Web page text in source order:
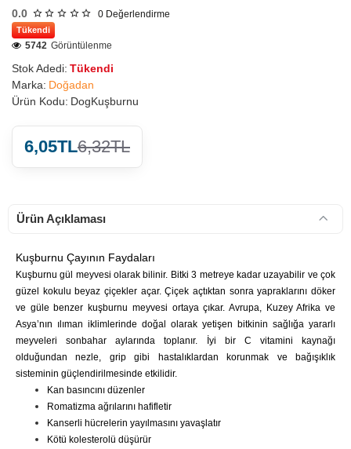
0.0 0 Değerlendirme
Tükendi
Stok Adedi: Tükendi
Marka: Doğadan
Ürün Kodu: DogKuşburnu
5742 Görüntülenme
6,05TL6,32TL
Ürün Açıklaması
Kuşburnu Çayının Faydaları
Kuşburnu gül meyvesi olarak bilinir. Bitki 3 metreye kadar uzayabilir ve çok
güzel kokulu beyaz çiçekler açar. Çiçek açtıktan sonra yapraklarını döker
ve güle benzer kuşburnu meyvesi ortaya çıkar. Avrupa, Kuzey Afrika ve
Asya’nın ılıman iklimlerinde doğal olarak yetişen bitkinin sağlığa yararlı
meyveleri sonbahar aylarında toplanır. İyi bir C vitamini kaynağı
olduğundan nezle, grip gibi hastalıklardan korunmak ve bağışıklık
sisteminin güçlendirilmesinde etkilidir.
Kan basıncını düzenler
Romatizma ağrılarını hafifletir
Kanserli hücrelerin yayılmasını yavaşlatır
Kötü kolesterolü düşürür